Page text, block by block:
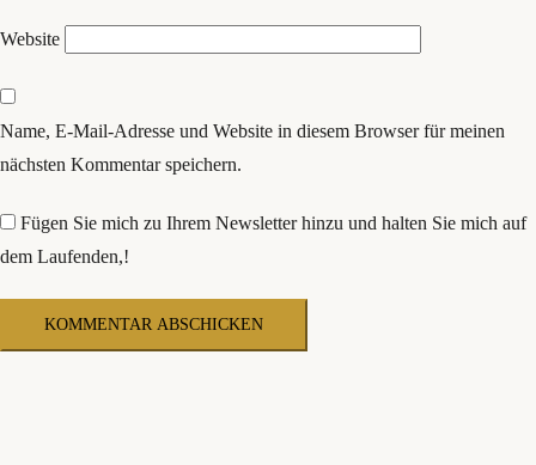
Website
Name, E-Mail-Adresse und Website in diesem Browser für meinen
nächsten Kommentar speichern.
Fügen Sie mich zu Ihrem Newsletter hinzu und halten Sie mich auf
dem Laufenden,!